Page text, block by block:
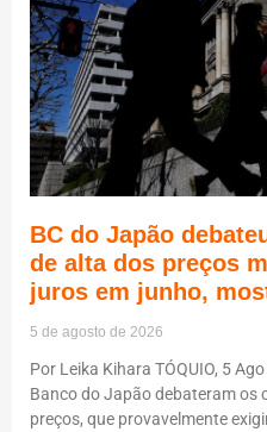
BC do Japão
de alta dos preços
juros em junho,
5 de agosto de 2026
Por Leika Kihara TÓQUIO, 5
Banco do Japão debateram os
preços, que provavelmente